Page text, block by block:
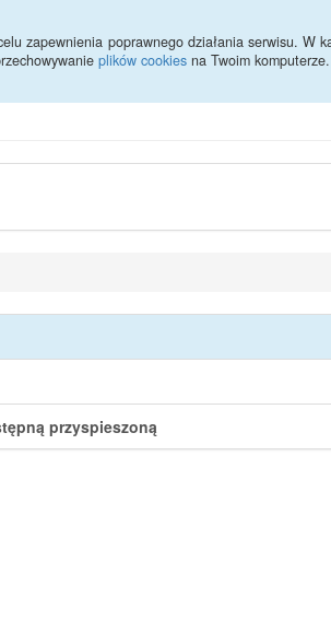
zapewnienia poprawnego działania serwisu. W
plików cookies na Twoim komputerze.
przyspieszoną